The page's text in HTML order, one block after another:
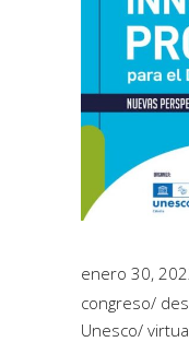
enero 30,
congreso/
Unesco/